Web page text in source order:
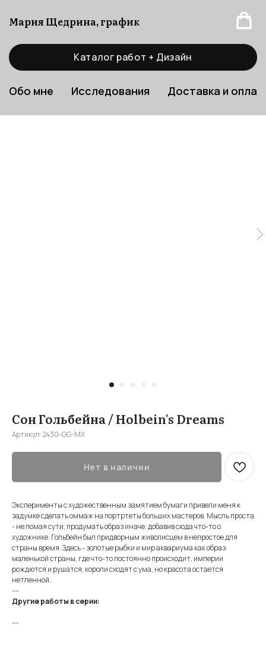
Мария Щедрина, график
Каталог работ + Дизайн
Обо мне Исследования Доставка и
Сон Гольбейна / Holbein's Dreams
Артикул:2430-GG-MX
Нет в наличии
Эксперименты с художественным замятием бумаги привели меня к
задумке сделать оммаж на портртеты больших мастеров. Мысль проста
- не ломая сути, продумать образ иначе, добавив сюда что-то о
художнике. Гольбейн был придворным живописцем в непростое для
страны время. Здесь - золотые рыбки и мир аквариума как образ
маленькой страны, где что-то постоянно происходит, империи
рождются и рушатся, короли сходят с ума, но красота остается
нетленной.
----
Другие работы в серии:
----